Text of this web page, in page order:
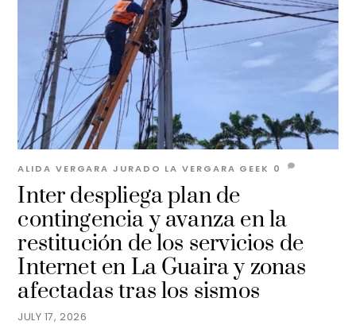
JULY 17, 2026
Inter despliega plan de
contingencia y avanza en la
restitución de los servicios de
Internet en La Guaira y zonas
afectadas tras los sismos
ALIDA VERGARA JURADO LA VERGARA GEEK 0